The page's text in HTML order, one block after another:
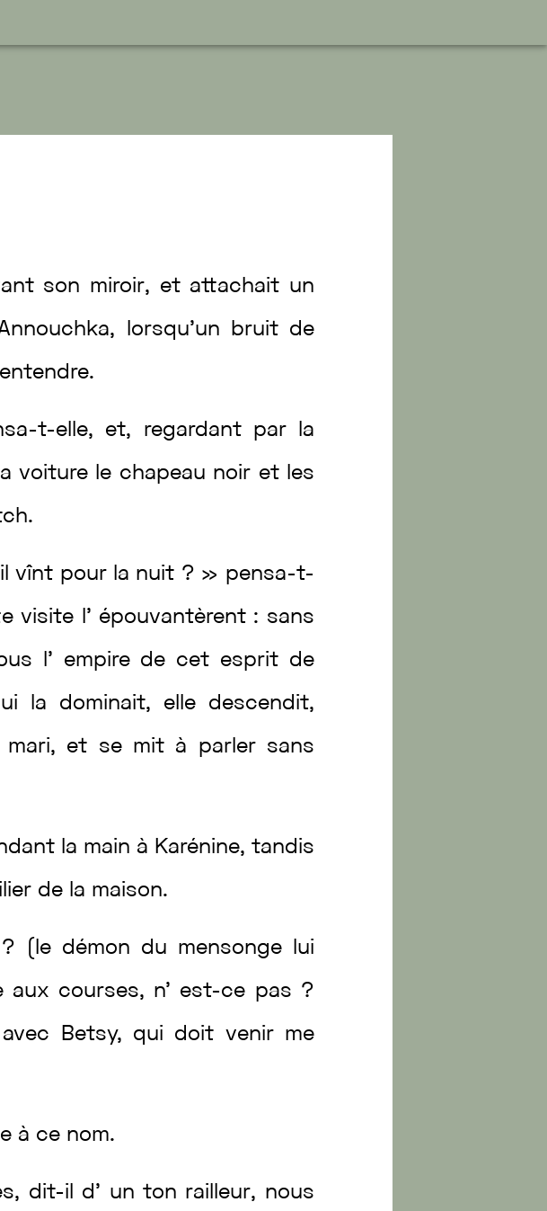
son miroir, et attachait un
, lorsqu’un bruit de
entendre.
-t-elle, et, regardant par la
lavoiture le chapeau noir et les
.
ilvînt pour la nuit ? » pensa-t-
visite l’ épouvantèrent : sans
l’ empire de cet esprit de
la dominait, elle descendit,
mari, et se mit à parler sans
la main à Karénine, tandis
de la maison.
? le démon du mensonge lui
aux courses, n’ est-ce pas ?
avec Betsy, qui doit venir me
à ce nom.
, dit-il d’ un ton railleur, nous